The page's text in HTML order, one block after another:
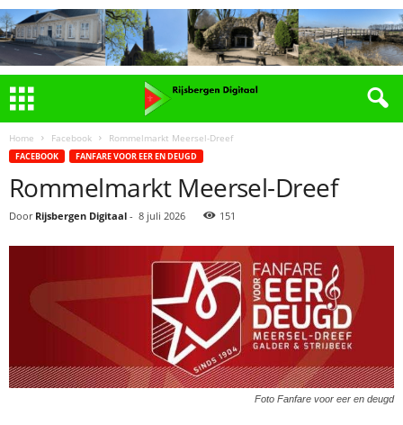
Home Facebook Rommelmarkt Meersel-Dreef
FACEBOOK FANFARE VOOR EER EN DEUGD
Rommelmarkt Meersel-Dreef
Door Rijsbergen Digitaal - 8 juli 2026 151
Foto Fanfare voor eer en deugd